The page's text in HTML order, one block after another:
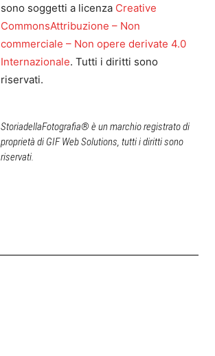
sono soggetti a licenza Creative
CommonsAttribuzione – Non
commerciale – Non opere derivate 4.0
Internazionale. Tutti i diritti sono
riservati.
StoriadellaFotografia® è un marchio registrato di
proprietà di GIF Web Solutions, tutti i diritti sono
riservati.